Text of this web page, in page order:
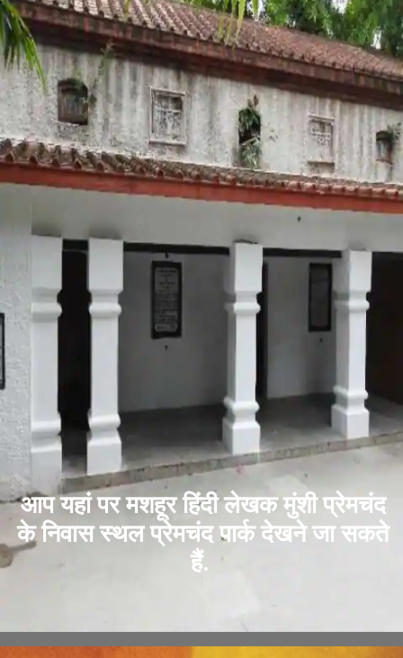
आप यहां पर मशहूर हिंदी लेखक मुंशी प्रेमचंद
के निवास स्थल प्रेमचंद पार्क देखने जा सकते
हैं.